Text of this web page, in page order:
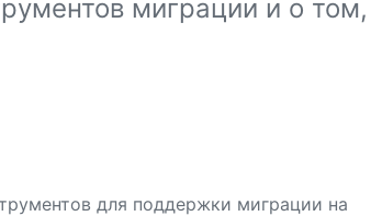
миграции и о том,
для поддержки миграции на